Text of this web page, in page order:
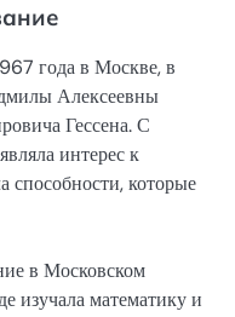
года в Москве, в
Алексеевны
Гессена. С
интерес к
способности, которые
в Московском
изучала математику и